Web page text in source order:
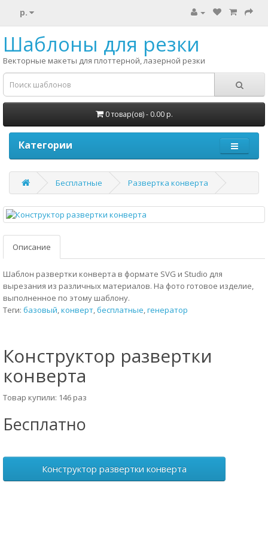
р.
Шаблоны для резки
Векторные макеты для плоттерной, лазерной резки
0 товар(ов) - 0.00 р.
Категории
Бесплатные Развертка конверта
Описание
Шаблон развертки конверта в формате SVG и Studio для
вырезания из различных материалов. На фото готовое изделие,
выполненное по этому шаблону.
Теги: базовый,конверт,бесплатные,генератор
Конструктор развертки
конверта
Товар купили: 146 раз
Бесплатно
Конструктор развертки конверта